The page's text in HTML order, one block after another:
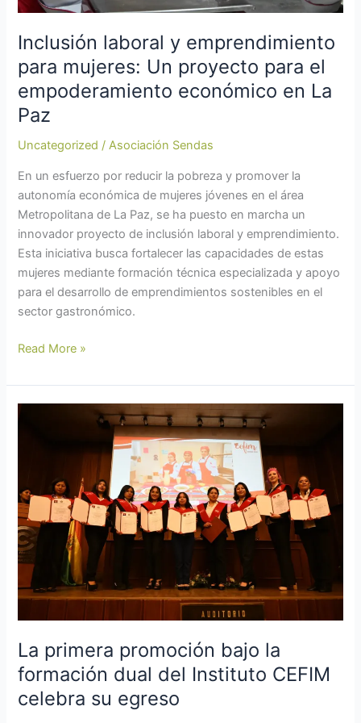
Inclusión laboral y emprendimiento
para mujeres: Un proyecto para el
empoderamiento económico en La
Paz
Uncategorized /Asociación Sendas
En un esfuerzo por reducir la pobreza y promover la
autonomía económica de mujeres jóvenes en el área
Metropolitana de La Paz, se ha puesto en marcha un
innovador proyecto de inclusión laboral y emprendimiento.
Esta iniciativa busca fortalecer las capacidades de estas
mujeres mediante formación técnica especializada y apoyo
para el desarrollo de emprendimientos sostenibles en el
sector gastronómico.
en
Paz
Read More »
La primera promoción bajo la
formación dual del Instituto CEFIM
celebra su egreso
La
la
formación
dual
del
Instituto
CEFIM
su
egreso